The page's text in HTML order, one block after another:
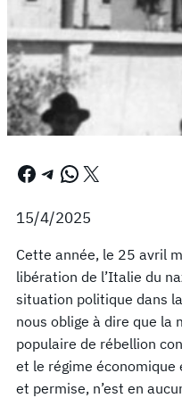
Facebook Telegram WhatsApp X
15/4/2025
Cette année, le 25 avril
libération de l’Italie du
situation politique dans
nous oblige à dire que la
populaire de rébellion
et le régime économique
et permise, n’est en